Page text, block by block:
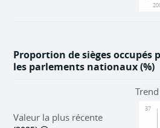
Proportion de sièges occupés
les parlements nationaux (%)
Valeur la plus récente
Trend
37